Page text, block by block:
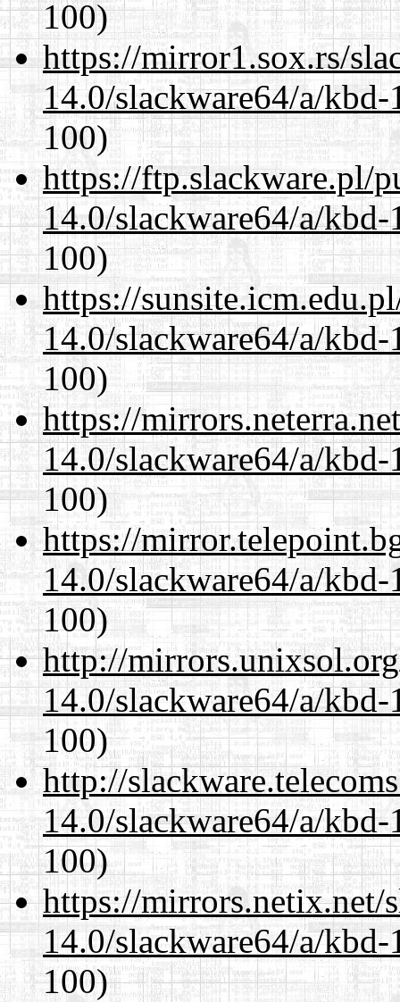
100)
https://mirror1.sox.rs/
14.0/slackware64/a/
100)
https://ftp.slackware.pl/
14.0/slackware64/a/
100)
https://
14.0/slackware64/a/
100)
https://
14.0/slackware64/a/
100)
https://
14.0/slackware64/a/
100)
http://
14.0/slackware64/a/
100)
http://
14.0/slackware64/a/
100)
https://mirrors.netix.net/
14.0/slackware64/a/
100)